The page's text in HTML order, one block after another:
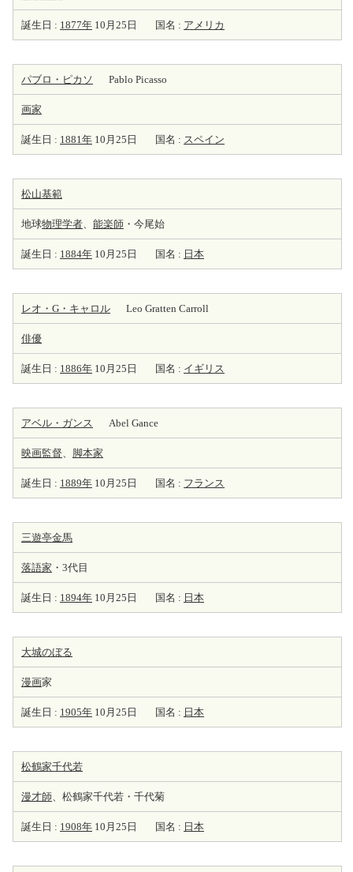
誕生日 : 1877年 10月25日 国名 : アメリカ
パブロ・ピカソ Pablo Picasso
画家
誕生日 : 1881年 10月25日 国名 : スペイン
松山基範
地球物理学者、 能楽師 ・今尾始
誕生日 : 1884年 10月25日 国名 : 日本
レオ・G・キャロル Leo Gratten Carroll
俳優
誕生日 : 1886年 10月25日 国名 : イギリス
アベル・ガンス Abel Gance
映画監督、 脚本家
誕生日 : 1889年 10月25日 国名 : フランス
三遊亭金馬
落語家 ・3代目
誕生日 : 1894年 10月25日 国名 : 日本
大城のぼる
漫画家
誕生日 : 1905年 10月25日 国名 : 日本
松鶴家千代若
漫才師、松鶴家千代若・千代菊
誕生日 : 1908年 10月25日 国名 : 日本